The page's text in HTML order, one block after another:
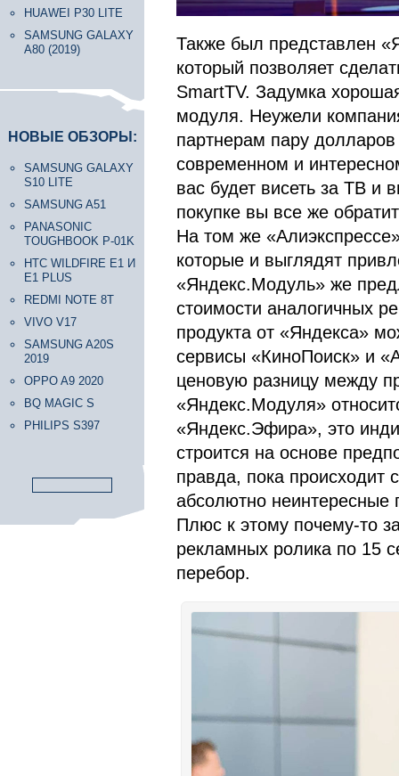
HUAWEI P30 LITE
SAMSUNG GALAXY
A80 (2019)
НОВЫЕ ОБЗОРЫ:
SAMSUNG GALAXY
S10 LITE
SAMSUNG A51
PANASONIC
TOUGHBOOK P-01K
HTC WILDFIRE E1 И
E1 PLUS
REDMI NOTE 8T
VIVO V17
SAMSUNG A20S
2019
OPPO A9 2020
BQ MAGIC S
PHILIPS S397
Также был представлен
который позволяет
SmartTV. Задумка
модуля. Неужели
партнерам пару
современном и
вас будет висеть за ТВ и
покупке вы все же
На том же
которые и выглядят
«Яндекс.Модуль» же
стоимости аналогичных
продукта от «Яндекса»
сервисы «КиноПоиск» и
ценовую разницу между
«Яндекс.Модуля»
«Яндекс.Эфира», это
строится на основе
правда, пока происходит
абсолютно неинтересные
Плюс к этому почему-то
рекламных ролика по 15
перебор.